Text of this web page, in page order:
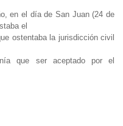
en el día de San Juan (24 de
el
ostentaba la jurisdicción civil
que ser aceptado por el